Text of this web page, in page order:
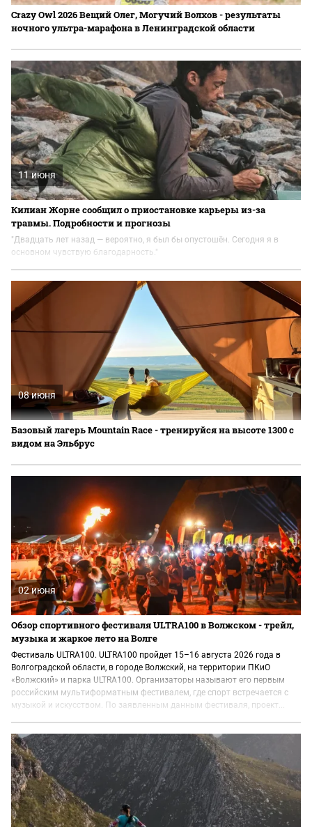
Crazy Owl 2026 Вещий Олег, Могучий Волхов - результаты
ночного ультра-марафона в Ленинградской области
11 июня
Килиан Жорне сообщил о приостановке карьеры из-за
травмы. Подробности и прогнозы
"Двадцать лет назад — вероятно, я был бы опустошён. Сегодня я в
основном чувствую благодарность."
08 июня
Базовый лагерь Mountain Race - тренируйся на высоте 1300 с
видом на Эльбрус
02 июня
Обзор спортивного фестиваля ULTRA100 в Волжском - трейл,
музыка и жаркое лето на Волге
Фестиваль ULTRA100. ULTRA100 пройдет 15–16 августа 2026 года в
Волгоградской области, в городе Волжский, на территории ПКиО
«Волжский» и парка ULTRA100. Организаторы называют его первым
российским мультиформатным фестивалем, где спорт встречается с
музыкой и искусством. По заявленным данным фестиваля, проект...